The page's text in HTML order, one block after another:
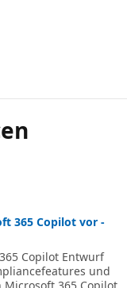
365 Copilot vor -
Copilot Entwurf
und